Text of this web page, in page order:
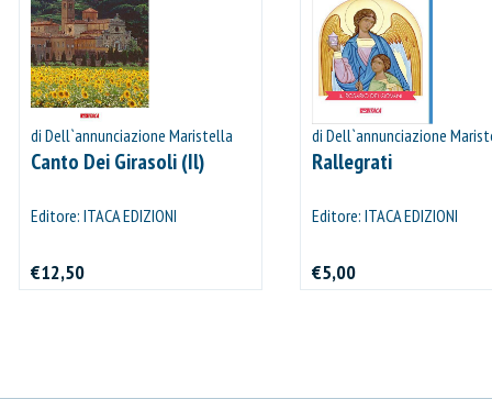
di Dell`annunciazione Maristella
Canto Dei Girasoli (Il)
Editore: ITACA EDIZIONI
€12,50
di Dell`annunciazione
Rallegrati
Editore: ITACA EDIZIONI
€5,00
IL MIO CARRELLO